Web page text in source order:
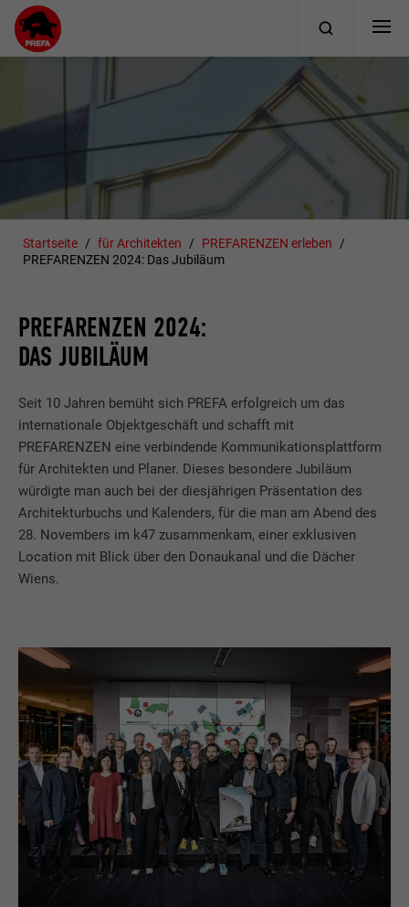
Startseite für Architekten
PREFARENZEN erleben
PREFARENZEN 2024: Das Jubiläum
PREFARENZEN 2024:
DAS JUBILÄUM
Seit 10 Jahren bemüht sich PREFA erfolgreich um das
internationale Objektgeschäft und schafft mit
PREFARENZEN eine verbindende Kommunikationsplattform
für Architekten und Planer. Dieses besondere Jubiläum
würdigte man auch bei der diesjährigen Präsentation des
Architekturbuchs und Kalenders, für die man am Abend des
28. Novembers im k47 zusammenkam, einer exklusiven
Location mit Blick über den Donaukanal und die Dächer
Wiens.